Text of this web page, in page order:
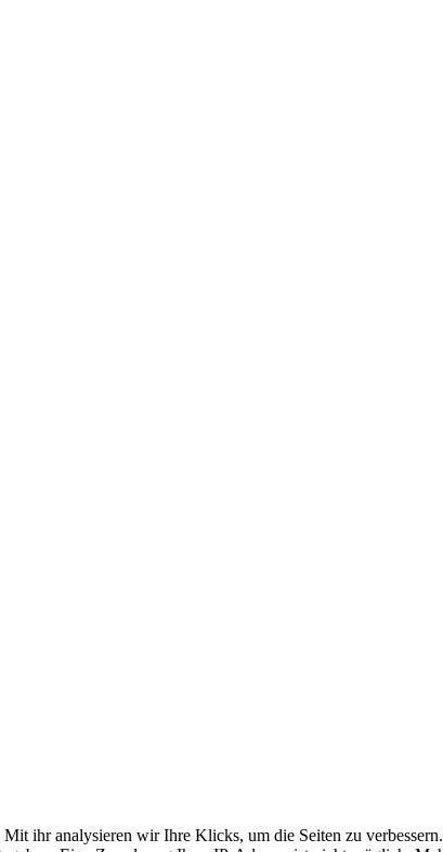
ihr analysieren wir Ihre Klicks, um die Seiten zu